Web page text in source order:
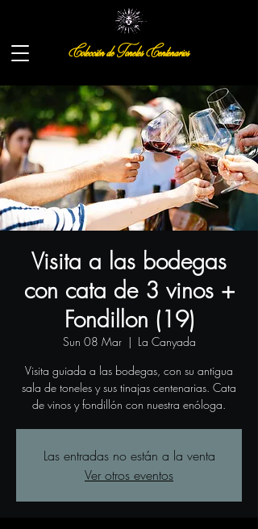
Colección de Toneles Centenarios
Visita a las bodegas
con cata de 3 vinos +
Fondillon (19)
Sun 08 Mar
  |
La Canyada
Visita guiada a las bodegas, con su antigua
sala de toneles y sus tinajas centenarias. Cata
de vinos y fondillón con nuestra enóloga.
Las entradas no están a la venta
Ver otros eventos